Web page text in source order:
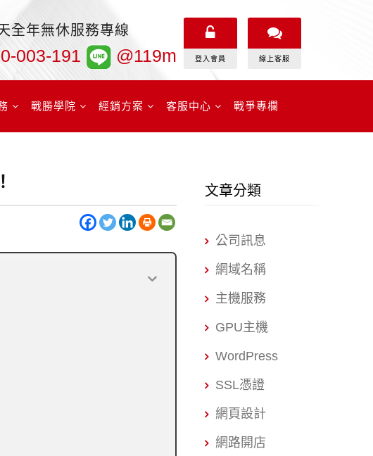
全年無休服務專線
003-191 @119m 登入會員 線上客服
戰勝學院 經銷方案 客服中心 戰爭專欄
文章分類
公司訊息
網域名稱
主機服務
GPU主機
WordPress
SSL憑證
網頁設計
網路開店